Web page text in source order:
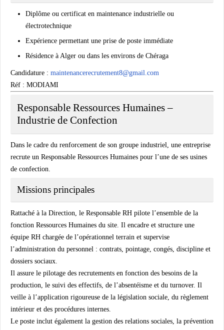
Diplôme ou certificat en maintenance industrielle ou
électrotechnique
Expérience permettant une prise de poste immédiate
Résidence à Alger ou dans les environs de Chéraga
Candidature : maintenancerecrutement8@gmail.com
Réf : MODIAMI
Responsable Ressources Humaines –
Industrie de Confection
Dans le cadre du renforcement de son groupe industriel, une entreprise
recrute un Responsable Ressources Humaines pour l’une de ses usines
de confection.
Missions principales
Rattaché à la Direction, le Responsable RH pilote l’ensemble de la
fonction Ressources Humaines du site. Il encadre et structure une
équipe RH chargée de l’opérationnel terrain et supervise
l’administration du personnel : contrats, pointage, congés, discipline et
dossiers sociaux.
Il assure le pilotage des recrutements en fonction des besoins de la
production, le suivi des effectifs, de l’absentéisme et du turnover. Il
veille à l’application rigoureuse de la législation sociale, du règlement
intérieur et des procédures internes.
Le poste inclut également la gestion des relations sociales, la prévention